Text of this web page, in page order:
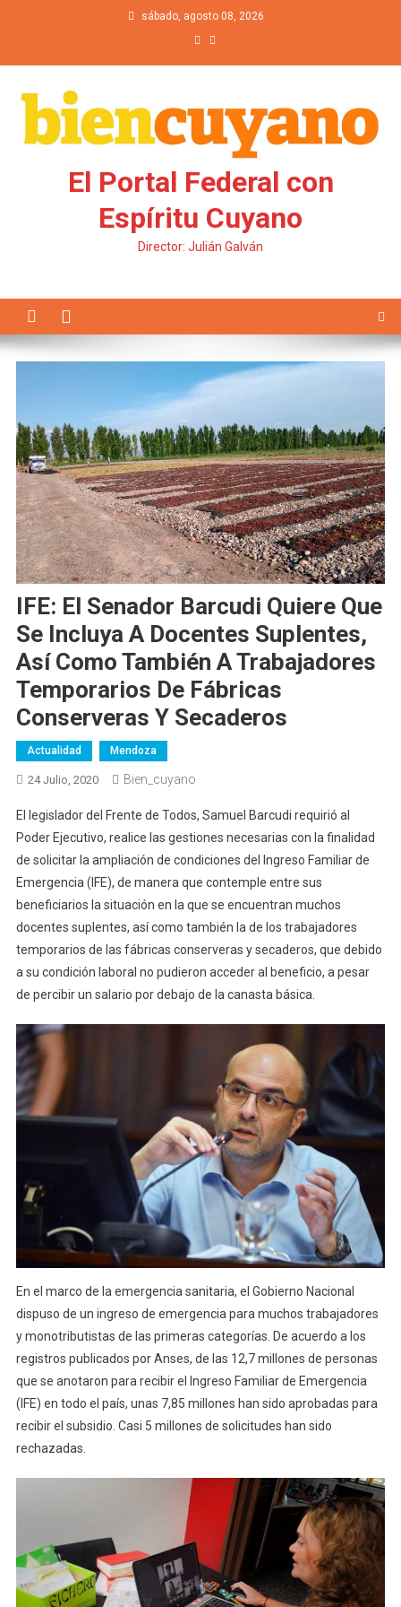
sábado, agosto 08, 2026
El Portal Federal con
Espíritu Cuyano
Director: Julián Galván
IFE: El Senador Barcudi Quiere Que
Se Incluya A Docentes Suplentes,
Así Como También A Trabajadores
Temporarios De Fábricas
Conserveras Y Secaderos
Actualidad Mendoza
24 Julio, 2020 Bien_cuyano
El legislador del Frente de Todos, Samuel Barcudi requirió al
Poder Ejecutivo, realice las gestiones necesarias con la finalidad
de solicitar la ampliación de condiciones del Ingreso Familiar de
Emergencia (IFE), de manera que contemple entre sus
beneficiarios la situación en la que se encuentran muchos
docentes suplentes, así como también la de los trabajadores
temporarios de las fábricas conserveras y secaderos, que debido
a su condición laboral no pudieron acceder al beneficio, a pesar
de percibir un salario por debajo de la canasta básica.
En el marco de la emergencia sanitaria, el Gobierno Nacional
dispuso de un ingreso de emergencia para muchos trabajadores
y monotributistas de las primeras categorías. De acuerdo a los
registros publicados por Anses, de las 12,7 millones de personas
que se anotaron para recibir el Ingreso Familiar de Emergencia
(IFE) en todo el país, unas 7,85 millones han sido aprobadas para
recibir el subsidio. Casi 5 millones de solicitudes han sido
rechazadas.